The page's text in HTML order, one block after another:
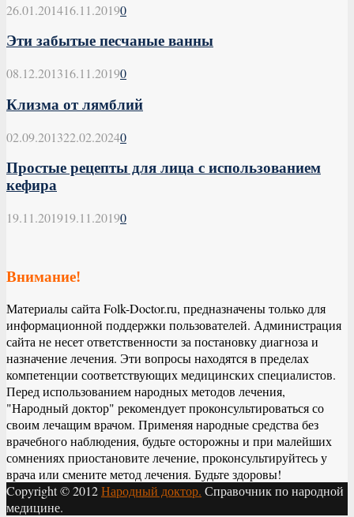
26.01.201416.11.20190
Эти забытые песчаные ванны
08.12.201316.11.20190
Клизма от лямблий
02.09.201322.02.20240
Простые рецепты для лица с использованием
кефира
19.11.201919.11.20190
Внимание!
Материалы сайта Folk-Doctor.ru, предназначены только для
информационной поддержки пользователей. Администрация
сайта не несет ответственности за постановку диагноза и
назначение лечения. Эти вопросы находятся в пределах
компетенции соответствующих медицинских специалистов.
Перед использованием народных методов лечения,
"Народный доктор" рекомендует проконсультироваться со
своим лечащим врачом. Применяя народные средства без
врачебного наблюдения, будьте осторожны и при малейших
сомнениях приостановите лечение, проконсультируйтесь у
врача или смените метод лечения. Будьте здоровы!
Copyright © 2012Народный доктор. Справочник по народной
медицине.